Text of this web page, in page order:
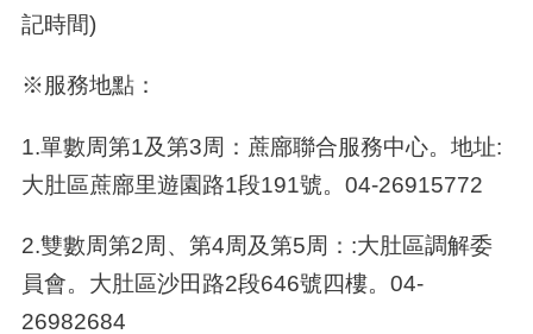
記時間)
※服務地點：
1.單數周第1及第3周：蔗廍聯合服務中心。地址:
大肚區蔗廍里遊園路1段191號。 04-26915772
2.雙數周第2周、第4周及第5周： :大肚區調解委
員會。大肚區沙田路2段646號四樓。 04-
26982684